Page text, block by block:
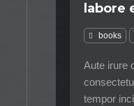
labore
books
Aute irure
tempor